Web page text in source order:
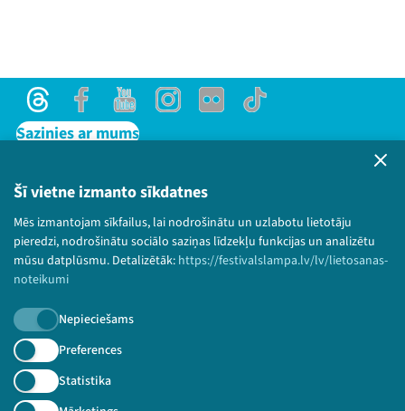
Šī vietne izmanto sīkdatnes
Mēs izmantojam sīkfailus, lai nodrošinātu un uzlabotu lietotāju
pieredzi, nodrošinātu sociālo saziņas līdzekļu funkcijas un analizētu
mūsu datplūsmu. Detalizētāk: https://festivalslampa.lv/lv/lietosanas-
noteikumi
Nepieciešams
Preferences
Statistika
ThreadsFacebookYoutubeInstagram
Flick TikTok
Sazinies ar mums
Lietošanas noteikumi un sīkdatņu politika
Bērnu aizsardzības politika
© 2026 Sarunu festivāls LAMPA Visas tiesības
paturētas.
Piesakies jaunumiem!
Nepalaid garām aktuālāko informāciju!